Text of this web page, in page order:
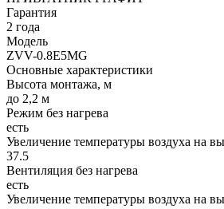
Гарантия
2 года
Модель
ZVV-0.8E5MG
Основные характеристики
Высота монтажа, м
до 2,2 м
Режим без нагрева
есть
Увеличение температуры воздуха на
37.5
Вентиляция без нагрева
есть
Увеличение температуры воздуха на